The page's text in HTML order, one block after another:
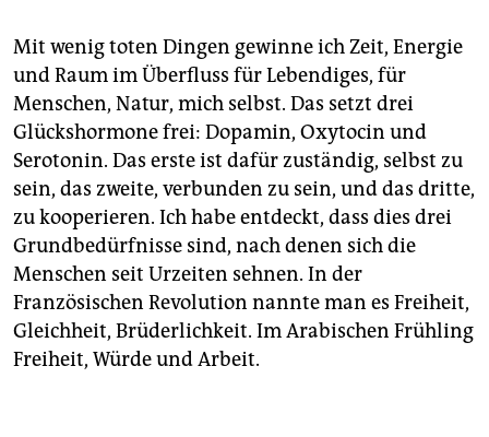
Mit wenig toten Dingen gewinne ich Zeit, Energie
und Raum im Überfluss für Lebendiges, für
Menschen, Natur, mich selbst. Das setzt drei
Glückshormone frei: Dopamin, Oxytocin und
Serotonin. Das erste ist dafür zuständig, selbst zu
sein, das zweite, verbunden zu sein, und das dritte,
zu kooperieren. Ich habe entdeckt, dass dies drei
Grundbedürfnisse sind, nach denen sich die
Menschen seit Urzeiten sehnen. In der
Französischen Revolution nannte man es Freiheit,
Gleichheit, Brüderlichkeit. Im Arabischen Frühling
Freiheit, Würde und Arbeit.